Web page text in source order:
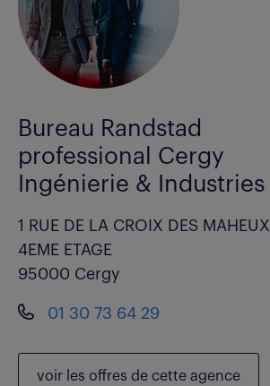
Bureau Randstad
professional Cergy
Ingénierie & Industries
1 RUE DE LA CROIX DES MAHEUX
4EME ETAGE
95000 Cergy
01 30 73 64 29
voir les offres de cette agence